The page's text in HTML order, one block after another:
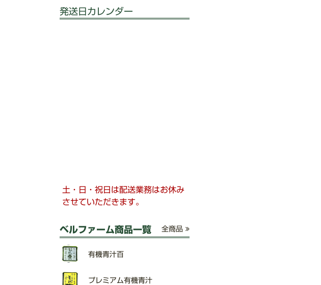
発送日カレンダー
土・日・祝日は配送業務はお休み
させていただきます。
ベルファーム商品一覧 全商品
有機青汁百
プレミアム有機青汁